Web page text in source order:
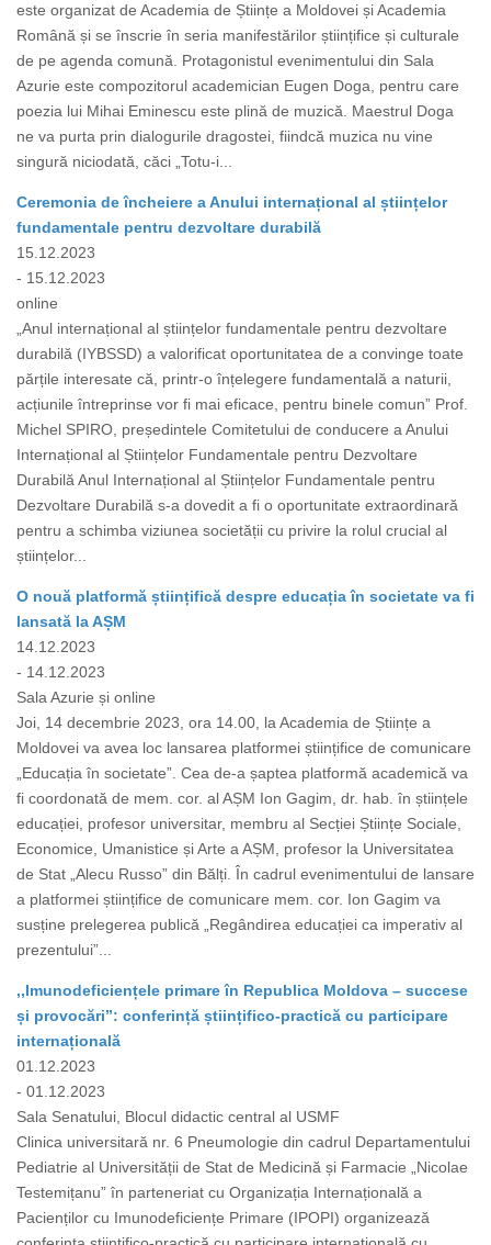
este organizat de Academia de Științe a Moldovei și Academia
Română și se înscrie în seria manifestărilor științifice și culturale
de pe agenda comună. Protagonistul evenimentului din Sala
Azurie este compozitorul academician Eugen Doga, pentru care
poezia lui Mihai Eminescu este plină de muzică. Maestrul Doga
ne va purta prin dialogurile dragostei, fiindcă muzica nu vine
singură niciodată, căci „Totu-i...
Ceremonia de încheiere a Anului internațional al științelor
fundamentale pentru dezvoltare durabilă
15.12.2023
- 15.12.2023
online
„Anul internațional al științelor fundamentale pentru dezvoltare
durabilă (IYBSSD) a valorificat oportunitatea de a convinge toate
părțile interesate că, printr-o înțelegere fundamentală a naturii,
acțiunile întreprinse vor fi mai eficace, pentru binele comun” Prof.
Michel SPIRO, președintele Comitetului de conducere a Anului
Internațional al Științelor Fundamentale pentru Dezvoltare
Durabilă Anul Internațional al Științelor Fundamentale pentru
Dezvoltare Durabilă s-a dovedit a fi o oportunitate extraordinară
pentru a schimba viziunea societății cu privire la rolul crucial al
științelor...
O nouă platformă științifică despre educația în societate va fi
lansată la AȘM
14.12.2023
- 14.12.2023
Sala Azurie și online
Joi, 14 decembrie 2023, ora 14.00, la Academia de Științe a
Moldovei va avea loc lansarea platformei științifice de comunicare
„Educația în societate”. Cea de-a șaptea platformă academică va
fi coordonată de mem. cor. al AȘM Ion Gagim, dr. hab. în științele
educației, profesor universitar, membru al Secției Științe Sociale,
Economice, Umanistice și Arte a AȘM, profesor la Universitatea
de Stat „Alecu Russo” din Bălți. În cadrul evenimentului de lansare
a platformei științifice de comunicare mem. cor. Ion Gagim va
susține prelegerea publică „Regândirea educației ca imperativ al
prezentului”...
,,Imunodeficiențele primare în Republica Moldova – succese
și provocări”: conferință științifico-practică cu participare
internațională
01.12.2023
- 01.12.2023
Sala Senatului, Blocul didactic central al USMF
Clinica universitară nr. 6 Pneumologie din cadrul Departamentului
Pediatrie al Universității de Stat de Medicină și Farmacie „Nicolae
Testemițanu” în parteneriat cu Organizația Internațională a
Pacienților cu Imunodeficiențe Primare (IPOPI) organizează